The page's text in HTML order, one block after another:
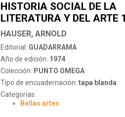
HISTORIA SOCIAL DE LA
LITERATURA Y DEL ARTE
HAUSER, ARNOLD
Editorial: GUADARRAMA
Año de edición: 1974
Colección: PUNTO OMEGA
Tipo de encuadernación: tapa blanda
Categorías:
Bellas artes